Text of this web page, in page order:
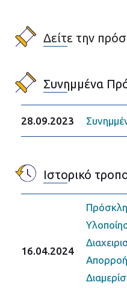
Δείτε την
Συνημμένα
28.09.2023
Ιστορικό
16.04.2024